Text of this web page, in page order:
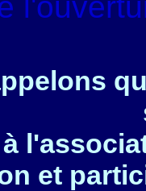
et